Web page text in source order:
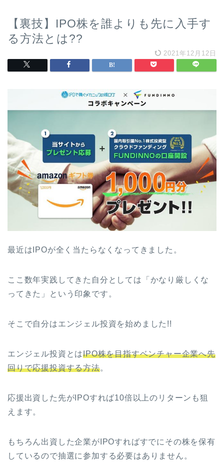
【裏技】IPO株を誰よりも先に入手す
る方法とは??
2021年12月12日
最近はIPOが全く当たらなくなってきました。
ここ数年実践してきた自分としては「かなり厳しくな
ってきた」という印象です。
そこで自分はエンジェル投資を始めました!!
エンジェル投資とはIPO株を目指すベンチャー企業へ先
回りで応援投資する方法。
応援出資した先がIPOすれば10倍以上のリターンも狙
えます。
もちろん出資した企業がIPOすればすでにその株を保有
しているので抽選に参加する必要はありません。